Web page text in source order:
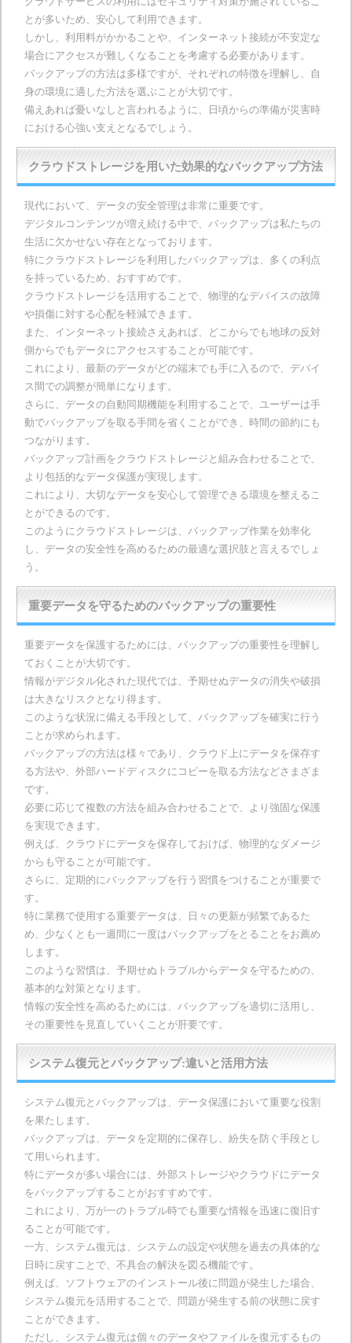
とが多いため、安心して利用できます。
しかし、利用料がかかることや、インターネット接続が不安定な
場合にアクセスが難しくなることを考慮する必要があります。
バックアップの方法は多様ですが、それぞれの特徴を理解し、自
身の環境に適した方法を選ぶことが大切です。
備えあれば憂いなしと言われるように、日頃からの準備が災害時
における心強い支えとなるでしょう。
クラウドストレージを用いた効果的なバックアップ方法
現代において、データの安全管理は非常に重要です。
デジタルコンテンツが増え続ける中で、バックアップは私たちの
生活に欠かせない存在となっております。
特にクラウドストレージを利用したバックアップは、多くの利点
を持っているため、おすすめです。
クラウドストレージを活用することで、物理的なデバイスの故障
や損傷に対する心配を軽減できます。
また、インターネット接続さえあれば、どこからでも地球の反対
側からでもデータにアクセスすることが可能です。
これにより、最新のデータがどの端末でも手に入るので、デバイ
ス間での調整が簡単になります。
さらに、データの自動同期機能を利用することで、ユーザーは手
動でバックアップを取る手間を省くことができ、時間の節約にも
つながります。
バックアップ計画をクラウドストレージと組み合わせることで、
より包括的なデータ保護が実現します。
これにより、大切なデータを安心して管理できる環境を整えるこ
とができるのです。
このようにクラウドストレージは、バックアップ作業を効率化
し、データの安全性を高めるための最適な選択肢と言えるでしょ
う。
重要データを守るためのバックアップの重要性
重要データを保護するためには、バックアップの重要性を理解し
ておくことが大切です。
情報がデジタル化された現代では、予期せぬデータの消失や破損
は大きなリスクとなり得ます。
このような状況に備える手段として、バックアップを確実に行う
ことが求められます。
バックアップの方法は様々であり、クラウド上にデータを保存す
る方法や、外部ハードディスクにコピーを取る方法などさまざま
です。
必要に応じて複数の方法を組み合わせることで、より強固な保護
を実現できます。
例えば、クラウドにデータを保存しておけば、物理的なダメージ
からも守ることが可能です。
さらに、定期的にバックアップを行う習慣をつけることが重要で
す。
特に業務で使用する重要データは、日々の更新が頻繁であるた
め、少なくとも一週間に一度はバックアップをとることをお薦め
します。
このような習慣は、予期せぬトラブルからデータを守るための、
基本的な対策となります。
情報の安全性を高めるためには、バックアップを適切に活用し、
その重要性を見直していくことが肝要です。
システム復元とバックアップ:違いと活用方法
システム復元とバックアップは、データ保護において重要な役割
を果たします。
バックアップは、データを定期的に保存し、紛失を防ぐ手段とし
て用いられます。
特にデータが多い場合には、外部ストレージやクラウドにデータ
をバックアップすることがおすすめです。
これにより、万が一のトラブル時でも重要な情報を迅速に復旧す
ることが可能です。
一方、システム復元は、システムの設定や状態を過去の具体的な
日時に戻すことで、不具合の解決を図る機能です。
例えば、ソフトウェアのインストール後に問題が発生した場合、
システム復元を活用することで、問題が発生する前の状態に戻す
ことができます。
ただし、システム復元は個々のデータやファイルを復元するもの